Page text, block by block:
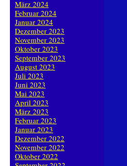
März 2024
Februar 2024
Januar 2024
Dezember 2023
November 2023
Oktober 2023
September 2023
August 2023
Juli 2023
Juni 2023
Mai 2023
April 2023
März 2023
Februar 2023
Januar 2023
Dezember 2022
November 2022
Oktober 2022